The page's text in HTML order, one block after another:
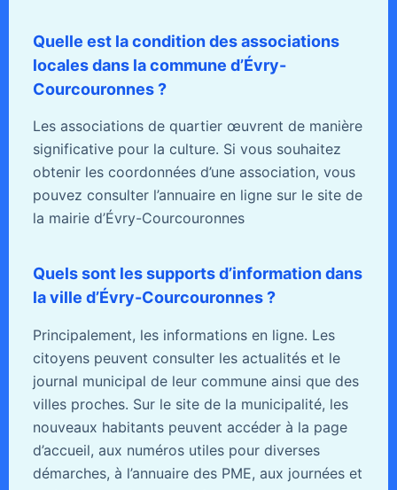
Quelle est la condition des associations
locales dans la commune d’Évry-
Courcouronnes ?
Les associations de quartier œuvrent de manière
significative pour la culture. Si vous souhaitez
obtenir les coordonnées d’une association, vous
pouvez consulter l’annuaire en ligne sur le site de
la mairie d’Évry-Courcouronnes
Quels sont les supports d’information dans
la ville d’Évry-Courcouronnes ?
Principalement, les informations en ligne. Les
citoyens peuvent consulter les actualités et le
journal municipal de leur commune ainsi que des
villes proches. Sur le site de la municipalité, les
nouveaux habitants peuvent accéder à la page
d’accueil, aux numéros utiles pour diverses
démarches, à l’annuaire des PME, aux journées et